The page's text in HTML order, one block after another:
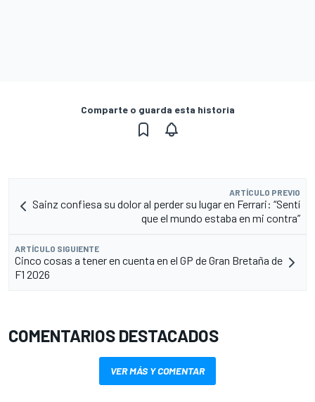
Comparte o guarda esta historia
ARTÍCULO PREVIO
Sainz confiesa su dolor al perder su lugar en Ferrari: “Sentí
que el mundo estaba en mi contra”
ARTÍCULO SIGUIENTE
Cinco cosas a tener en cuenta en el GP de Gran Bretaña de
F1 2026
COMENTARIOS DESTACADOS
VER MÁS Y COMENTAR